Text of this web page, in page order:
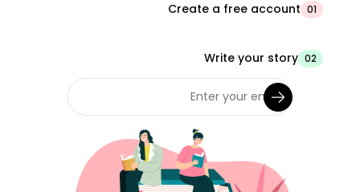
01
Create a free account
02
Write your story